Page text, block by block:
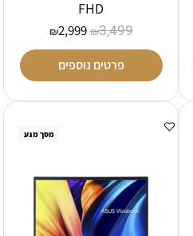
FHD
₪3,499
₪2,999
פרטים נוספים
מסך מגע